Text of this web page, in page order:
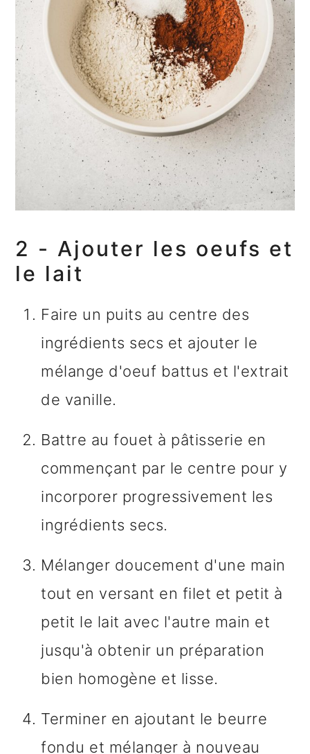
2 - Ajouter les oeufs et
le lait
Faire un puits au centre des
ingrédients secs et ajouter le
mélange d'oeuf battus et l'extrait
de vanille.
Battre au fouet à pâtisserie en
commençant par le centre pour y
incorporer progressivement les
ingrédients secs.
Mélanger doucement d'une main
tout en versant en filet et petit à
petit le lait avec l'autre main et
jusqu'à obtenir un préparation
bien homogène et lisse.
Terminer en ajoutant le beurre
fondu et mélanger à nouveau